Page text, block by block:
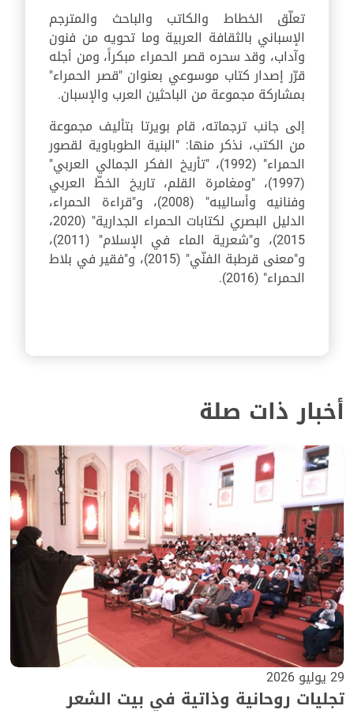
تعلّق الخطاط والكاتب والباحث والمترجم
الإسباني بالثقافة العربية وما تحويه من فنون
وآداب، وقد سحره قصر الحمراء مبكراً، ومن أجله
قرّر إصدار كتاب موسوعي بعنوان "قصر الحمراء"
بمشاركة مجموعة من الباحثين العرب والإسبان.
إلى جانب ترجماته، قام بويرتا بتأليف مجموعة
من الكتب، نذكر منها: "البنية الطوباوية لقصور
الحمراء" (1992)، "تأريخ الفكر الجمالي العربي"
(1997)، "ومغامرة القلم، تاريخ الخطّ العربي
وفنانيه وأساليبه" (2008)، و"قراءة الحمراء،
الدليل البصري لكتابات الحمراء الجدارية" (2020،
2015)، و"شعرية الماء في الإسلام" (2011)،
و"معنى قرطبة الفنّي" (2015)، و"فقير في بلاط
الحمراء" (2016).
أخبار ذات صلة
29 يوليو 2026
تجليات روحانية وذاتية في بيت الشعر